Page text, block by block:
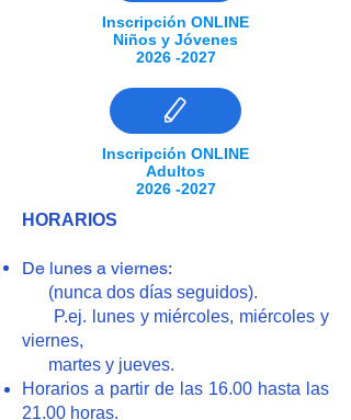
Inscripción ONLINE
Niños y Jóvenes
2026 -2027
Inscripción ONLINE
Adultos
2026 -2027
HORARIOS
De lunes a viernes:
(nunca dos días seguidos).
P.ej. lunes y miércoles, miércoles y
viernes,
martes y jueves.
Horarios a partir de las 16.00 hasta las
21.00 horas.